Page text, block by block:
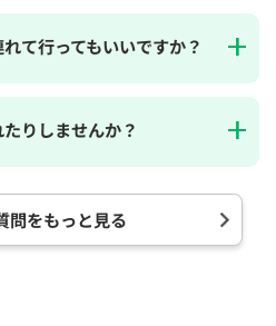
て行ってもいいですか？
りしませんか？
問をもっと見る